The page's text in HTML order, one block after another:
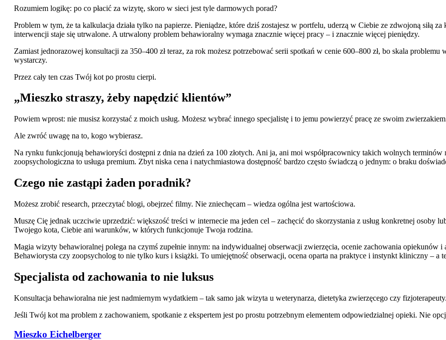
Rozumiem logikę: po co płacić za wizytę, skoro w sieci jest tyle darmowych porad?
Problem w tym, że ta kalkulacja działa tylko na papierze. Pieniądze, które dziś zostajesz w portfelu, uderzą w Ciebie ze zdwojoną siłą
interwencji staje się utrwalone. A utrwalony problem behawioralny wymaga znacznie więcej pracy – i znacznie więcej pieniędzy.
Zamiast jednorazowej konsultacji za 350–400 zł teraz, za rok możesz potrzebować serii spotkań w cenie 600–800 zł, bo skala
wystarczy.
Przez cały ten czas Twój kot po prostu cierpi.
„Mieszko straszy, żeby napędzić klientów”
Powiem wprost: nie musisz korzystać z moich usług. Możesz wybrać innego specjalistę i to jemu powierzyć pracę ze swoim
Ale zwróć uwagę na to, kogo wybierasz.
Na rynku funkcjonują behawioryści dostępni z dnia na dzień za 100 złotych. Ani ja, ani moi współpracownicy takich wolnych
zoopsychologiczna to usługa premium. Zbyt niska cena i natychmiastowa dostępność bardzo często świadczą o jednym: o braku
Czego nie zastąpi żaden poradnik?
Możesz zrobić research, przeczytać blogi, obejrzeć filmy. Nie zniechęcam – wiedza ogólna jest wartościowa.
Muszę Cię jednak uczciwie uprzedzić: większość treści w internecie ma jeden cel – zachęcić do skorzystania z usług konkretnej
Twojego kota, Ciebie ani warunków, w których funkcjonuje Twoja rodzina.
Magia wizyty behawioralnej polega na czymś zupełnie innym: na indywidualnej obserwacji zwierzęcia, ocenie zachowania opiekunów
Behawiorysta czy zoopsycholog to nie tylko kurs i książki. To umiejętność obserwacji, ocena oparta na praktyce i instynkt kliniczny – a
Specjalista od zachowania to nie luksus
Konsultacja behawioralna nie jest nadmiernym wydatkiem – tak samo jak wizyta u weterynarza, dietetyka zwierzęcego czy fizjoterapeuty.
Jeśli Twój kot ma problem z zachowaniem, spotkanie z ekspertem jest po prostu potrzebnym elementem odpowiedzialnej opieki. Nie
Mieszko Eichelberger